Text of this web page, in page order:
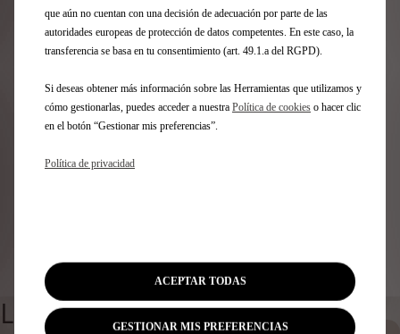
Identifica tu vehículo
Elige cómo identificas tu vehículo y rellena los datos para
Número de matrícula
Modelo
LÁPIZ DE RETOQUE PARA
que aún no cuentan con una decisión de adecuación por parte de las
autoridades europeas de protección de datos competentes. En este caso, la
transferencia se basa en tu consentimiento (art. 49.1.a del RGPD).
Si deseas obtener más información sobre las Herramientas que utilizamos y
cómo gestionarlas, puedes acceder a nuestra Política de cookies o hacer clic
en el botón “Gestionar mis preferencias”.
Política de privacidad
GESTIONAR MIS PREFERENCIAS
ACEPTAR TODAS